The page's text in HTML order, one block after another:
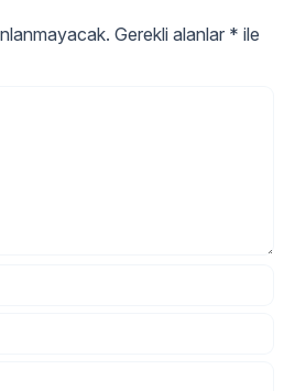
Gerekli alanlar * ile